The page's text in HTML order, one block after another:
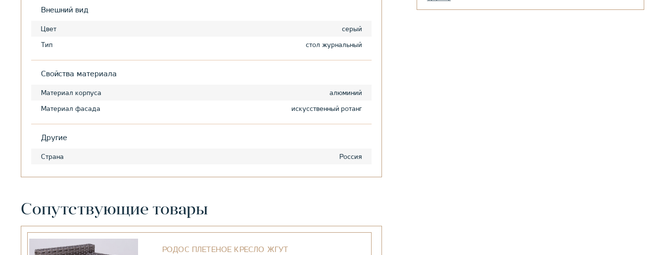
Внешний вид
Цвет
серый
Тип
стол журнальный
Свойства материала
Материал корпуса
алюминий
Материал фасада
искусственный ротанг
Другие
Страна Россия
Сопутствующие товары
РОДОС ПЛЕТЕНОЕ КРЕСЛО ЖГУТ